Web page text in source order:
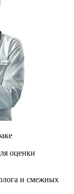
оценки
и смежных